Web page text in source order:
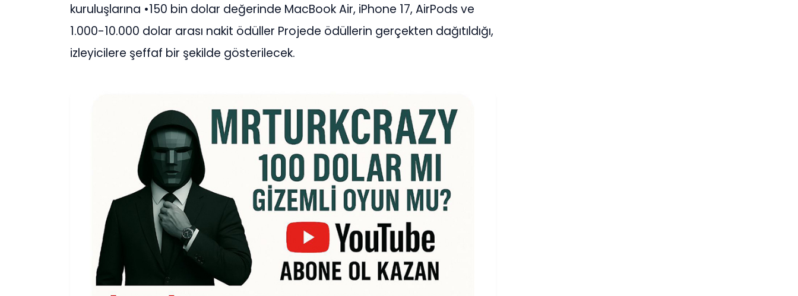
kuruluşlarına •150 bin dolar değerinde MacBook Air, iPhone 17, AirPods ve
1.000-10.000 dolar arası nakit ödüller Projede ödüllerin gerçekten dağıtıldığı,
izleyicilere şeffaf bir şekilde gösterilecek.